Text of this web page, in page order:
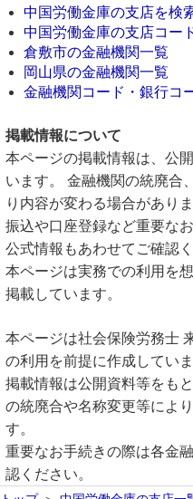
中国労働金庫の支店を検
中国労働金庫の支店コー
倉敷市の金融機関一覧
岡山県の金融機関一覧
金融機関コード・銀行コ
掲載情報について
本ページの掲載情報は、公
います。 金融機関の統廃合
り内容が変わる場合がありま
振込や口座登録など重要な
公式情報もあわせてご確認く
本ページは実務での利用を
掲載しています。
本ページは社会保険労務士
の利用を前提に作成していま
掲載情報は公開資料等をも
の統廃合や名称変更等によ
す。
重要なお手続きの際は各金
認ください。